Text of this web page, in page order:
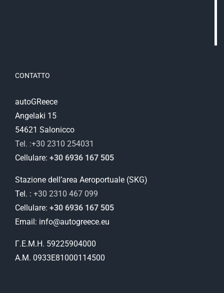
CONTATTO
autoGReece
Angelaki 15
54621 Salonicco
Tel. :+30 2310 254031
Cellulare: +30 6936 167 505
Stazione dell’area Aeroportuale (SKG)
Tel. : +30 2310 467 099
Cellulare: +30 6936 167 505
Email: info@autogreece.eu
Γ.Ε.Μ.Η. 59225904000
Α.Μ. 0933Ε81000114500